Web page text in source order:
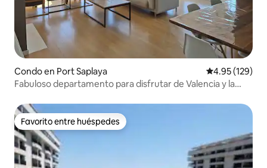
Condo en Port Saplaya Calificación
4.95 (129)
Fabuloso departamento para disfrutar de Valencia y la
Favorito entre huéspedes
Favorito entre huéspedes